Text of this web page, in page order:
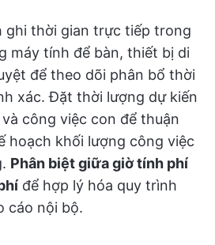
ghi thời gian trực tiếp trong
máy tính để bàn, thiết bị di
để theo dõi phân bổ thời
xác. Đặt thời lượng dự kiến
công việc con để thuận
hoạch khối lượng công việc
Phân biệt giữa giờ tính phí
để hợp lý hóa quy trình
cáo nội bộ.